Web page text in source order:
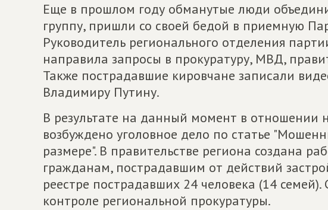
Еще в прошлом году обманутые люди
группу, пришли со своей бедой в приемную
Руководитель регионального отделения
направила запросы в прокуратуру, МВД,
Также пострадавшие кировчане записали
Владимиру Путину.
В результате на данный момент в отношении
возбуждено уголовное дело по статье
размере". В правительстве региона создана
гражданам, пострадавшим от действий
реестре пострадавших 24 человека (14
контроле региональной прокуратуры.